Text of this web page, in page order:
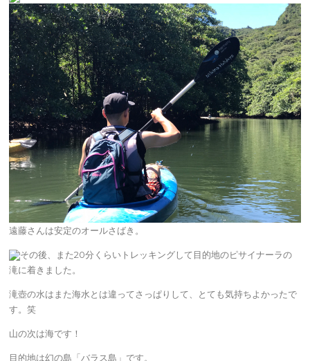
遠藤さんは安定のオールさばき。
その後、また20分くらいトレッキングして目的地のピサイナーラの
滝に着きました。
滝壺の水はまた海水とは違ってさっぱりして、とても気持ちよかったで
す。笑
山の次は海です！
目的地は幻の島「バラス島」です。